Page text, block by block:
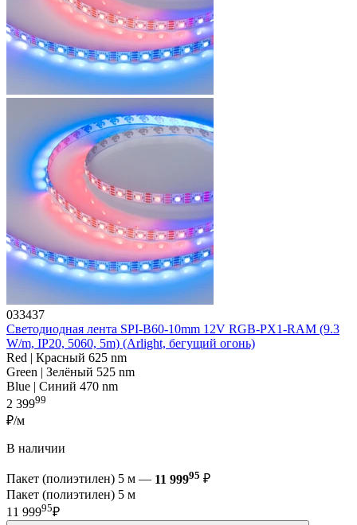
033437
Светодиодная лента SPI-B60-10mm 12V RGB-PX1-RAM (9.3
W/m, IP20, 5060, 5m) (Arlight, бегущий огонь)
Red | Красный 625 nm
Green | Зелёный 525 nm
Blue | Синий 470 nm
2 39999
₽/м
В наличии
Пакет (полиэтилен) 5 м — 11 99995 ₽
Пакет (полиэтилен) 5 м
11 99995₽